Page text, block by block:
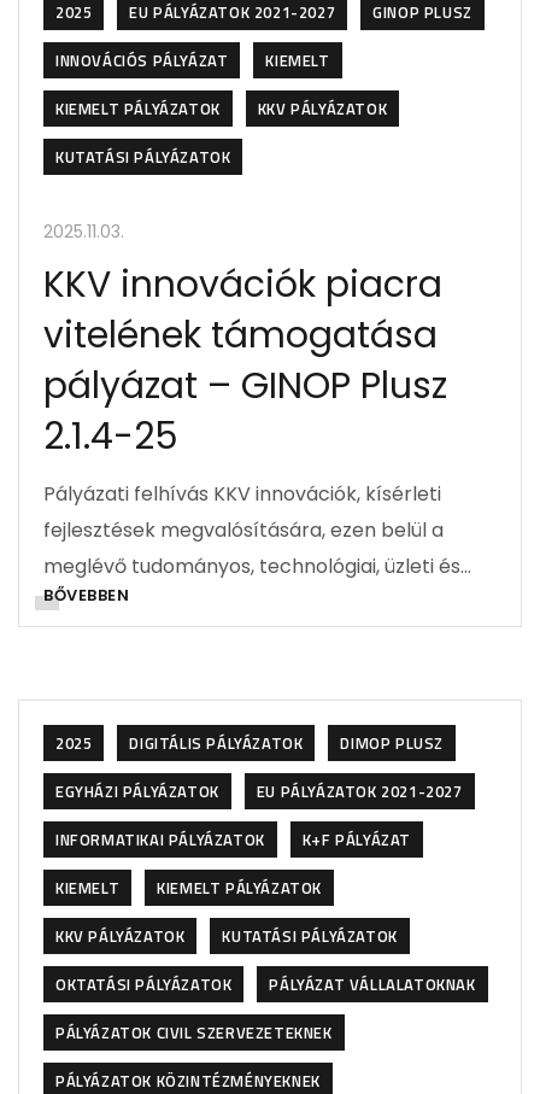
2025 EU PÁLYÁZATOK 2021-2027
GINOP PLUSZ
INNOVÁCIÓS PÁLYÁZAT
KIEMELT
KIEMELT PÁLYÁZATOK
KKV PÁLYÁZATOK
KUTATÁSI PÁLYÁZATOK
2025.11.03.
KKV innovációk piacra
vitelének támogatása
pályázat – GINOP Plusz
2.1.4-25
Pályázati felhívás KKV innovációk, kísérleti
fejlesztések megvalósítására, ezen belül a
meglévő tudományos, technológiai, üzleti és…
BŐVEBBEN
2025 DIGITÁLIS PÁLYÁZATOK
DIMOP PLUSZ
EGYHÁZI PÁLYÁZATOK
EU PÁLYÁZATOK 2021-2027
INFORMATIKAI PÁLYÁZATOK
K+F PÁLYÁZAT
KIEMELT
KIEMELT PÁLYÁZATOK
KKV PÁLYÁZATOK
KUTATÁSI PÁLYÁZATOK
OKTATÁSI PÁLYÁZATOK
PÁLYÁZAT VÁLLALATOKNAK
PÁLYÁZATOK CIVIL SZERVEZETEKNEK
PÁLYÁZATOK KÖZINTÉZMÉNYEKNEK